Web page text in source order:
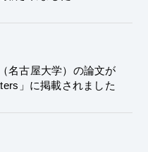
名古屋大学）の論文が
」に掲載されました